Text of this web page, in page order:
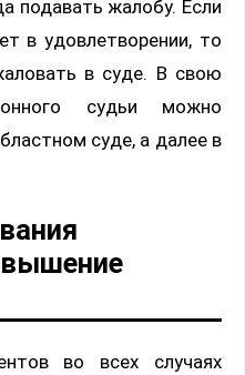
подавать жалобу. Если
в удовлетворении, то
в суде. В свою
судьи можно
суде, а далее в
во всех случаях